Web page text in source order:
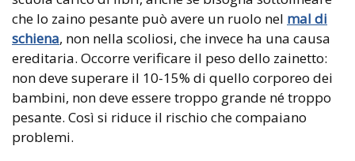
che lo zaino pesante può avere un ruolo nel mal di
schiena, non nella scoliosi, che invece ha una causa
ereditaria. Occorre verificare il peso dello zainetto:
non deve superare il 10-15% di quello corporeo dei
bambini, non deve essere troppo grande né troppo
pesante. Così si riduce il rischio che compaiano
problemi.